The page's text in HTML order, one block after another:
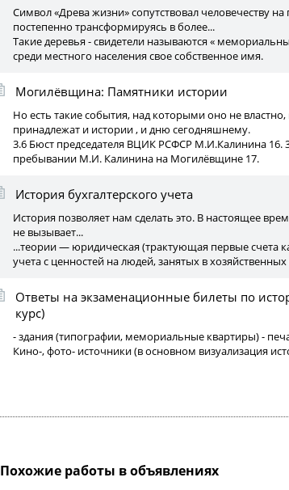
Символ «Древа жизни» сопутствовал человечеству
постепенно трансформируясь в более...
Такие деревья - свидетели называются «
среди местного населения свое собственное имя.
Могилёвщина: Памятники истории
Но есть такие события, над которыми оно не
принадлежат и истории , и дню сегодняшнему.
3.6 Бюст председателя ВЦИК РСФСР М.И.Калинина 16.
пребывании М.И. Калинина на Могилёвщине 17.
История бухгалтерского учета
История позволяет нам сделать это. В настоящее
не вызывает...
...теории — юридическая (трактующая первые счета
учета с ценностей на людей, занятых в хозяйственных
Ответы на экзаменационные билеты по
курс)
- здания (типографии, мемориальные квартиры) -
Кино-, фото- источники (в основном визуализация
Похожие работы в объявлениях